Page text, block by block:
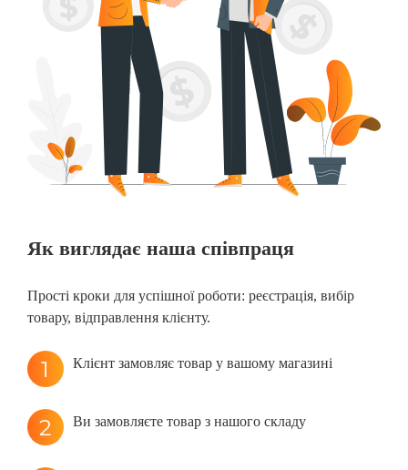
Як виглядає наша співпраця
Прості кроки для успішної роботи: реєстрація, вибір
товару, відправлення клієнту.
Клієнт замовляє товар у вашому магазині
Ви замовляєте товар з нашого складу